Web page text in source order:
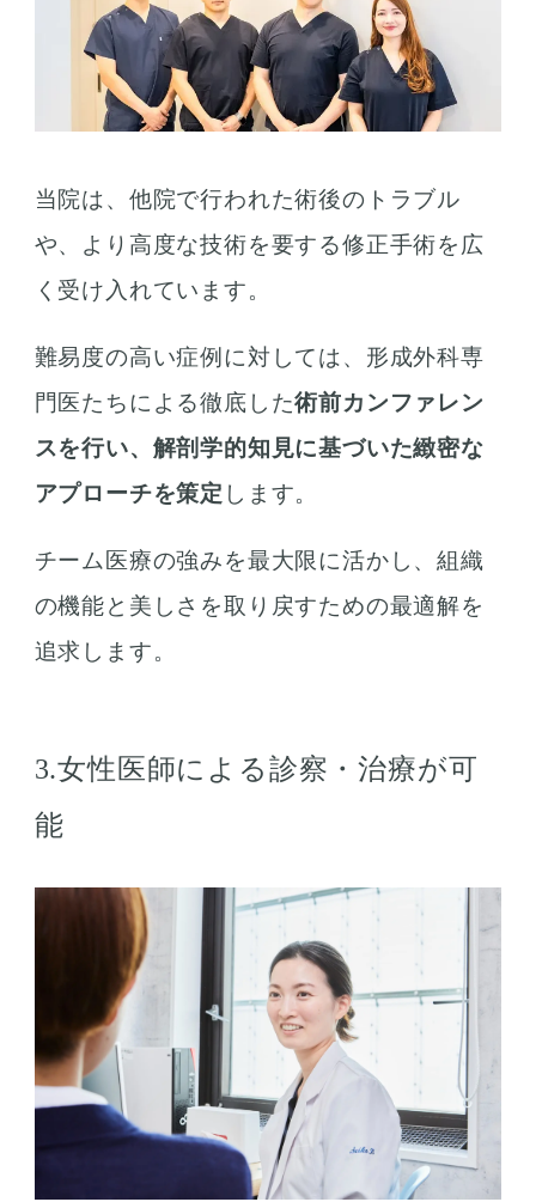
当院は、他院で行われた術後のトラブル
や、より高度な技術を要する修正手術を広
く受け入れています。
難易度の高い症例に対しては、形成外科専
門医たちによる徹底した術前カンファレン
スを行い、解剖学的知見に基づいた緻密な
アプローチを策定 します。
チーム医療の強みを最大限に活かし、組織
の機能と美しさを取り戻すための最適解を
追求します。
3.女性医師による診察・治療が可
能